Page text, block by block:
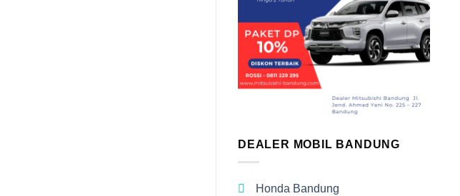
DEALER MOBIL BANDUNG
Honda Bandung